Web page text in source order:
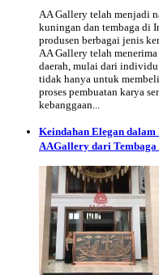
AA Gallery telah menjadi
kuningan dan tembaga di
produsen berbagai jenis
AA Gallery telah
daerah, mulai dari
tidak hanya untuk
proses pembuatan karya
kebanggaan...
Keindahan Elegan
AAGallery dari Tembaga